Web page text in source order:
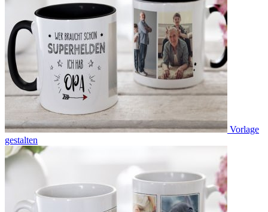
Vorlage
gestalten